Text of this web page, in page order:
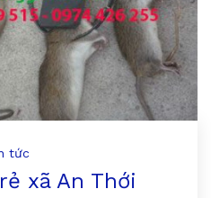
tức
xã An Thới